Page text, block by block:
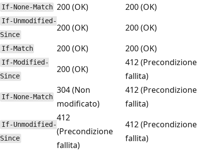
If-None-Match 200 (OK) 200 (OK)
If-Unmodified-
Since
200 (OK) 200 (OK)
If-Match 200 (OK) 200 (OK)
If-Modified-
Since
200 (OK)
412 (Precondizione
fallita)
If-None-Match
304 (Non
modificato)
412 (Precondizione
fallita)
If-Unmodified-
Since
412
(Precondizione
fallita)
412 (Precondizione
fallita)